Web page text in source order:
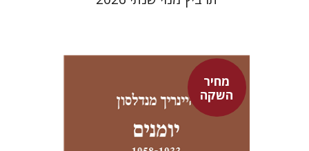
מחיר
השקההיינריך מנדלסון
יוסי הלר
מישלין ביבי